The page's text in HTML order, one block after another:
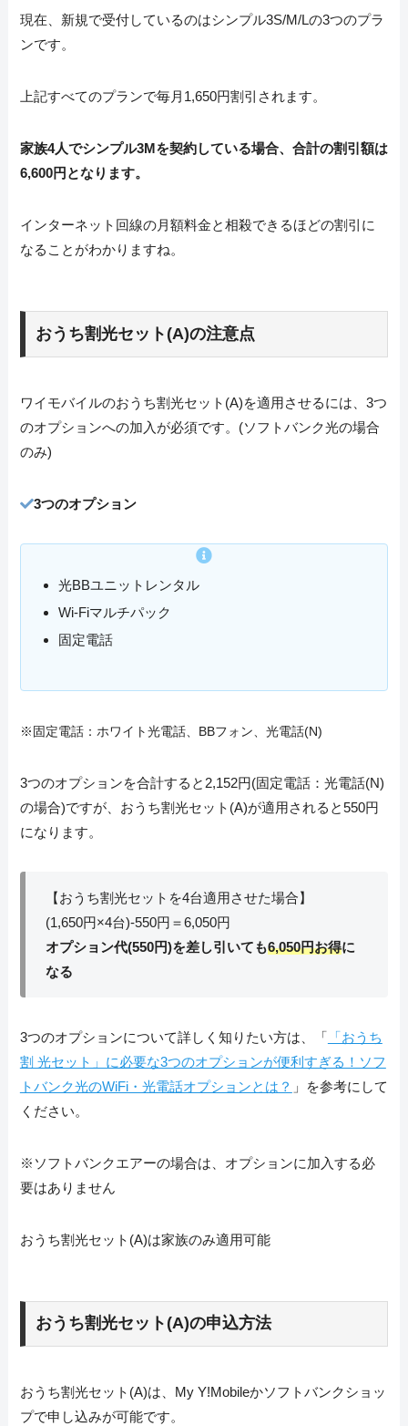
現在、新規で受付しているのはシンプル3S/M/Lの3つのプラ
ンです。
上記すべてのプランで毎月1,650円割引されます。
家族4人でシンプル3Mを契約している場合、合計の割引額は
6,600円となります。
インターネット回線の月額料金と相殺できるほどの割引に
なることがわかりますね。
おうち割光セット(A)の注意点
ワイモバイルのおうち割光セット(A)を適用させるには、3つ
のオプションへの加入が必須です。(ソフトバンク光の場合
のみ)
3つのオプション
光BBユニットレンタル
Wi-Fiマルチパック
固定電話
※固定電話：ホワイト光電話、BBフォン、光電話(N)
3つのオプションを合計すると2,152円(固定電話：光電話(N)
の場合)ですが、おうち割光セット(A)が適用されると550円
になります。
【おうち割光セットを4台適用させた場合】
(1,650円×4台)-550円＝6,050円
オプション代(550円)を差し引いても6,050円お得に
なる
3つのオプションについて詳しく知りたい方は、「 「おうち
割 光セット」に必要な3つのオプションが便利すぎる！ソフ
トバンク光のWiFi・光電話オプションとは？ 」を参考にして
ください。
※ソフトバンクエアーの場合は、オプションに加入する必
要はありません
おうち割光セット(A)は家族のみ適用可能
おうち割光セット(A)の申込方法
おうち割光セット(A)は、My Y!Mobileかソフトバンクショッ
プで申し込みが可能です。